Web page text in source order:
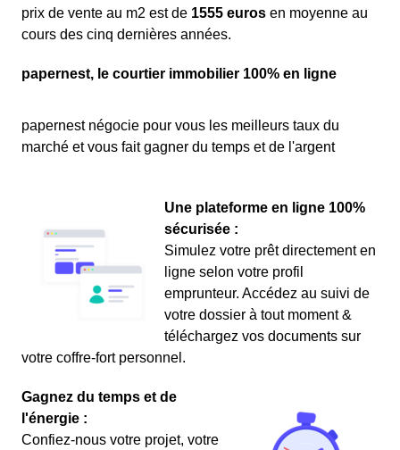
prix de vente au m2 est de 1555 euros en moyenne au
cours des cinq dernières années.
papernest, le courtier immobilier 100% en ligne
papernest négocie pour vous les meilleurs taux du
marché et vous fait gagner du temps et de l'argent
Une plateforme en ligne 100%
sécurisée :
Simulez votre prêt directement en
ligne selon votre profil
emprunteur. Accédez au suivi de
votre dossier à tout moment &
téléchargez vos documents sur
votre coffre-fort personnel.
Gagnez du temps et de
l'énergie :
Confiez-nous votre projet, votre